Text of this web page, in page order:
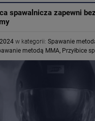
spawalnicza zapewni
w kategorii: Spawanie
metodą MMA, Przyłbice